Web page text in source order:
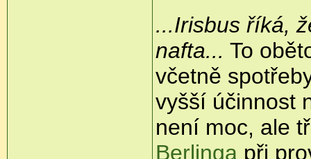
...Irisbus říká,
nafta... To
včetně
vyšší účinnost
není moc, ale
Berlinga při